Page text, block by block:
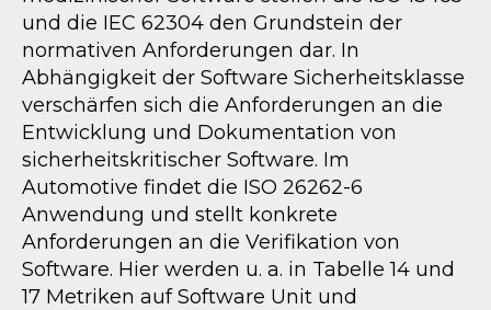
und die IEC 62304 den Grundstein der
normativen Anforderungen dar. In
Abhängigkeit der Software Sicherheitsklasse
verschärfen sich die Anforderungen an die
Entwicklung und Dokumentation von
sicherheitskritischer Software. Im
Automotive findet die ISO 26262-6
Anwendung und stellt konkrete
Anforderungen an die Verifikation von
Software. Hier werden u. a. in Tabelle 14 und
17 Metriken auf Software Unit und